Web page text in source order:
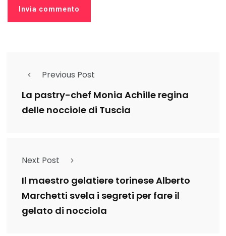
Previous Post
La pastry-chef Monia Achille regina
delle nocciole di Tuscia
Next Post
Il maestro gelatiere torinese Alberto
Marchetti svela i segreti per fare il
gelato di nocciola